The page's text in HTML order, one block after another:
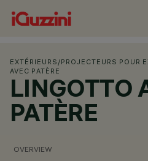
EXTÉRIEURS /PROJECTEURS POUR
AVEC PATÈRE
LINGOTTO
PATÈRE
OVERVIEW